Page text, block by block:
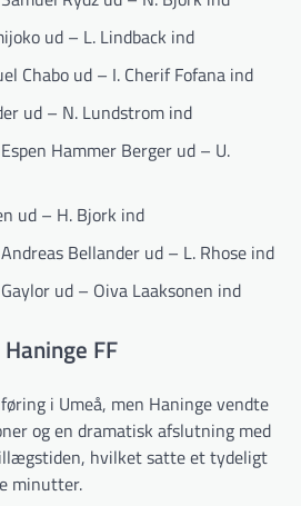
ud – L. Lindback ind
Chabo ud – I. Cherif Fofana ind
ud – N. Lundstrom ind
Hammer Berger ud – U.
ud – H. Bjork ind
Bellander ud – L. Rhose ind
Gaylor ud – Oiva Laaksonen ind
FF
i Umeå, men Haninge vendte
og en dramatisk afslutning med
hvilket satte et tydeligt
minutter.